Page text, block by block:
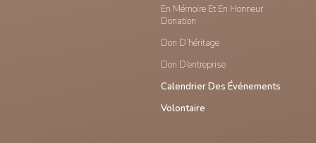
En Mémoire Et En Honneur
Donation
Don D’héritage
Don D’entreprise
Calendrier Des Événements
Volontaire